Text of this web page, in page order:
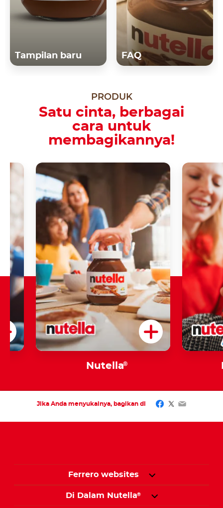
Tampilan baru FAQ
Nutella®
PRODUK
Satu cinta, berbagai
cara untuk
membagikannya!
Jika Anda menyukainya, bagikan di Facebook
Twitter
Email
Ferrero websites
Di Dalam Nutella®